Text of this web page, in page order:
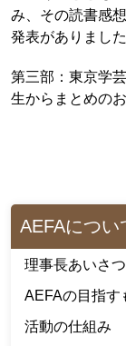
み、その読書感
発表がありました
第三部：東京学
生からまとめの
AEFAにつ
理事長あいさつ
AEFAの目指す
活動の仕組み